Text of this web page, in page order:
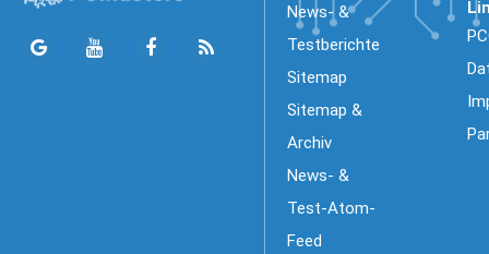
News- &
Testberichte
Sitemap
Sitemap &
Archiv
News- &
Test-Atom-
Feed